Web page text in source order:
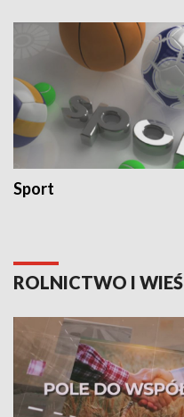
Sport
ROLNICTWO I WIEŚ